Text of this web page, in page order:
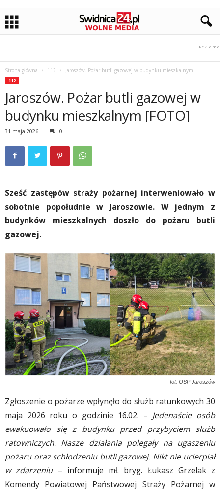
Strona główna 112 Jaroszów. Pożar butli gazowej w budynku mieszkalnym
112
Jaroszów. Pożar butli gazowej w
budynku mieszkalnym [FOTO]
31 maja 2026 0
Sześć zastępów straży pożarnej interweniowało w
sobotnie popołudnie w Jaroszowie. W jednym z
budynków mieszkalnych doszło do pożaru butli
gazowej.
fot. OSP Jaroszów
Zgłoszenie o pożarze wpłynęło do służb ratunkowych 30
maja 2026 roku o godzinie 16.02. – Jedenaście osób
ewakuowało się z budynku przed przybyciem służb
ratowniczych. Nasze działania polegały na ugaszeniu
pożaru oraz schłodzeniu butli gazowej. Nikt nie ucierpiał
w zdarzeniu– informuje mł. bryg. Łukasz Grzelak z
Komendy Powiatowej Państwowej Straży Pożarnej w